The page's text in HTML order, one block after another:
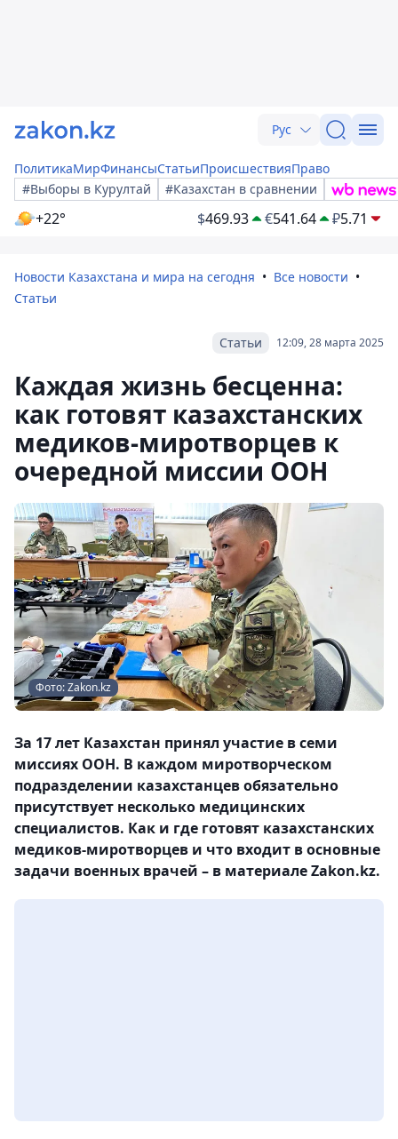
Рус
ПолитикаМирФинансыСтатьиПроисшествияПраво
#Выборы в Курултай
#Казахстан в сравнении
+22° $469.93 €541.64 ₽5.71
Новости Казахстана и мира на сегодня
Все новости
Статьи
12:09, 28 марта 2025
Статьи
Каждая жизнь бесценна:
как готовят казахстанских
медиков-миротворцев к
очередной миссии ООН
Фото: Zakon.kz
За 17 лет Казахстан принял участие в семи
миссиях ООН. В каждом миротворческом
подразделении казахстанцев обязательно
присутствует несколько медицинских
специалистов. Как и где готовят казахстанских
медиков-миротворцев и что входит в основные
задачи военных врачей – в материале Zakon.kz.